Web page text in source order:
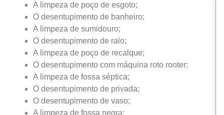
A limpeza de poço de esgoto;
O desentupimento de banheiro;
A limpeza de sumidouro;
O desentupimento de ralo;
A limpeza de poço de recalque;
O desentupimento com máquina roto rooter;
A limpeza de fossa séptica;
O desentupimento de privada;
O desentupimento de vaso;
A limpeza de fossa negra;